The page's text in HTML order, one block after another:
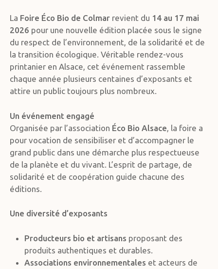
La Foire Éco Bio de Colmar revient du 14 au 17 mai
2026 pour une nouvelle édition placée sous le signe
du respect de l’environnement, de la solidarité et de
la transition écologique. Véritable rendez-vous
printanier en Alsace, cet événement rassemble
chaque année plusieurs centaines d’exposants et
attire un public toujours plus nombreux.
Un événement engagé
Organisée par l’association Éco Bio Alsace , la foire a
pour vocation de sensibiliser et d’accompagner le
grand public dans une démarche plus respectueuse
de la planète et du vivant. L’esprit de partage, de
solidarité et de coopération guide chacune des
éditions.
Une diversité d’exposants
Producteurs bio et artisans proposant des
produits authentiques et durables.
Associations environnementales et acteurs de